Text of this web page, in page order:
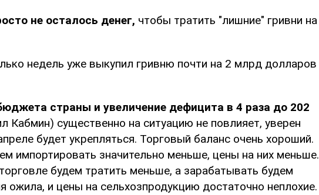
не осталось денег, чтобы тратить "лишние" гривни на
недель уже выкупил гривню почти на 2 млрд долларов
страны и увеличение дефицита в 4 раза до 202
Кабмин) существенно на ситуацию не повлияет, уверен
будет укрепляться. Торговый баланс очень хороший.
импортировать значительно меньше, цены на них меньше.
будем тратить меньше, а зарабатывать будем
ожила, и цены на сельхозпродукцию достаточно неплохие.